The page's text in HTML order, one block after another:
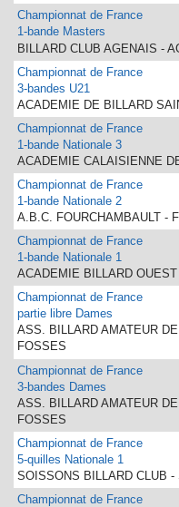
Championnat de France
1-bande Masters
BILLARD CLUB AGENAIS -
Championnat de France
3-bandes U21
ACADEMIE DE BILLARD
Championnat de France
1-bande Nationale 3
ACADEMIE CALAISIENNE
Championnat de France
1-bande Nationale 2
A.B.C. FOURCHAMBAULT -
Championnat de France
1-bande Nationale 1
ACADEMIE BILLARD
Championnat de France
partie libre Dames
ASS. BILLARD AMATEUR
FOSSES
Championnat de France
3-bandes Dames
ASS. BILLARD AMATEUR
FOSSES
Championnat de France
5-quilles Nationale 1
SOISSONS BILLARD CLUB -
Championnat de France